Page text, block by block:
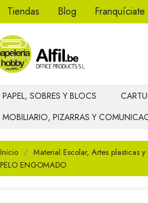
Tiendas Blog Franquíciate
PAPEL, SOBRES Y BLOCS
MOBILIARIO, PIZARRAS Y
Inicio Material Escolar, Artes plasticas
PELO ENGOMADO